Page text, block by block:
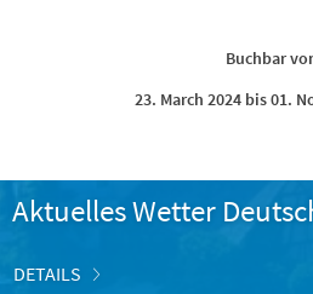
Buchbar
23. March 2024 bis 01.
Aktuelles Wetter
DETAILS